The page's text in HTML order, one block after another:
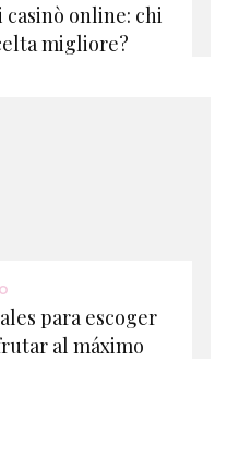
online: chi
migliore?
para escoger
al máximo